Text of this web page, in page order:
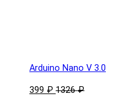
Arduino Nano V 3.0
399 ₽ 1326 ₽